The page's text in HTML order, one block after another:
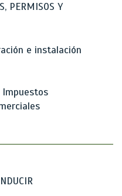
PERMISOS Y
e instalación